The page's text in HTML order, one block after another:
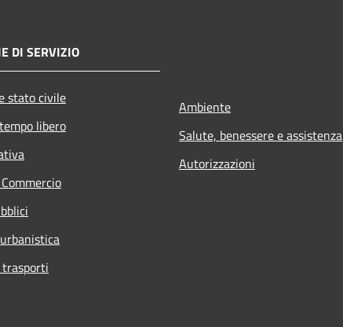
DI SERVIZIO
stato civile
libero
Ambiente
Salute, benessere e assistenza
Autorizzazioni